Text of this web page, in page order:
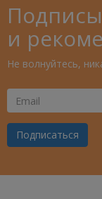
и
Не волнуйтесь,
Ваш
Email
Подписаться